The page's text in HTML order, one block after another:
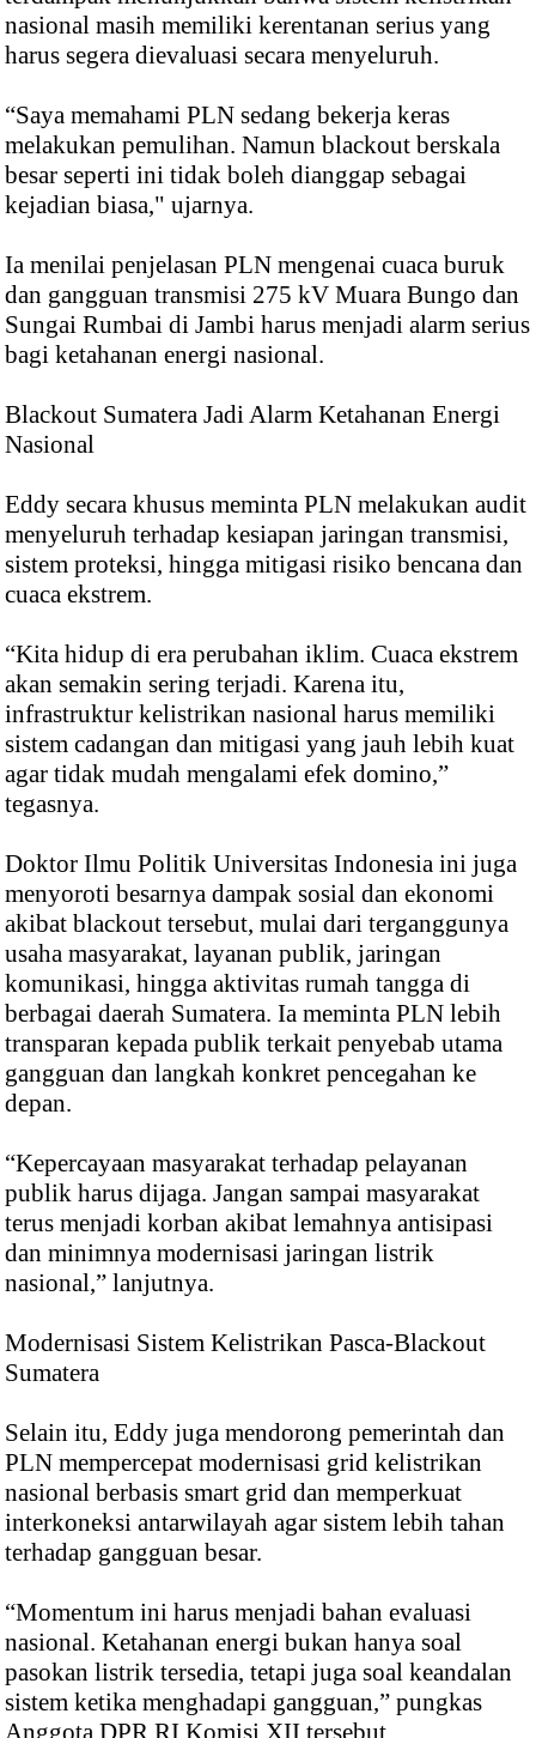
nasional masih memiliki kerentanan serius yang
harus segera dievaluasi secara menyeluruh.
“Saya memahami PLN sedang bekerja keras
melakukan pemulihan. Namun blackout berskala
besar seperti ini tidak boleh dianggap sebagai
kejadian biasa," ujarnya.
Ia menilai penjelasan PLN mengenai cuaca buruk
dan gangguan transmisi 275 kV Muara Bungo dan
Sungai Rumbai di Jambi harus menjadi alarm serius
bagi ketahanan energi nasional.
Blackout Sumatera Jadi Alarm Ketahanan Energi
Nasional
Eddy secara khusus meminta PLN melakukan audit
menyeluruh terhadap kesiapan jaringan transmisi,
sistem proteksi, hingga mitigasi risiko bencana dan
cuaca ekstrem.
“Kita hidup di era perubahan iklim. Cuaca ekstrem
akan semakin sering terjadi. Karena itu,
infrastruktur kelistrikan nasional harus memiliki
sistem cadangan dan mitigasi yang jauh lebih kuat
agar tidak mudah mengalami efek domino,”
tegasnya.
Doktor Ilmu Politik Universitas Indonesia ini juga
menyoroti besarnya dampak sosial dan ekonomi
akibat blackout tersebut, mulai dari terganggunya
usaha masyarakat, layanan publik, jaringan
komunikasi, hingga aktivitas rumah tangga di
berbagai daerah Sumatera. Ia meminta PLN lebih
transparan kepada publik terkait penyebab utama
gangguan dan langkah konkret pencegahan ke
depan.
“Kepercayaan masyarakat terhadap pelayanan
publik harus dijaga. Jangan sampai masyarakat
terus menjadi korban akibat lemahnya antisipasi
dan minimnya modernisasi jaringan listrik
nasional,” lanjutnya.
Modernisasi Sistem Kelistrikan Pasca-Blackout
Sumatera
Selain itu, Eddy juga mendorong pemerintah dan
PLN mempercepat modernisasi grid kelistrikan
nasional berbasis smart grid dan memperkuat
interkoneksi antarwilayah agar sistem lebih tahan
terhadap gangguan besar.
“Momentum ini harus menjadi bahan evaluasi
nasional. Ketahanan energi bukan hanya soal
pasokan listrik tersedia, tetapi juga soal keandalan
sistem ketika menghadapi gangguan,” pungkas
Anggota DPR RI Komisi XII tersebut.